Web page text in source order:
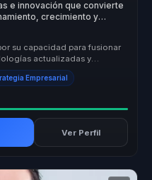
e innovación que convierte
crecimiento y
su capacidad para fusionar
actualizadas y
Empresarial
Ver Perfil